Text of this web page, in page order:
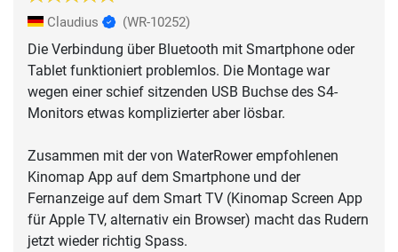
Claudius (WR-10252)
Die Verbindung über Bluetooth mit Smartphone oder
Tablet funktioniert problemlos. Die Montage war
wegen einer schief sitzenden USB Buchse des S4-
Monitors etwas komplizierter aber lösbar.
Zusammen mit der von WaterRower empfohlenen
Kinomap App auf dem Smartphone und der
Fernanzeige auf dem Smart TV (Kinomap Screen App
für Apple TV, alternativ ein Browser) macht das Rudern
jetzt wieder richtig Spass.